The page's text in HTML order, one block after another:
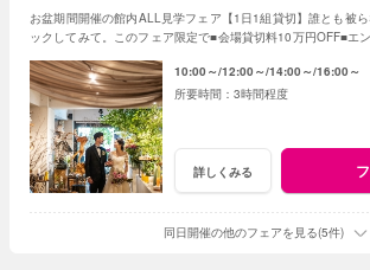
お盆期間開催の館内ALL見学フェア【1日1組貸切】誰とも被
ックしてみて。このフェア限定で■会場貸切料10万円OFF■エ
10:00～ 12:00～ 14:00～ 16:00～
3時間程度
詳しくみる
同日開催の他のフェアを見る(5件)